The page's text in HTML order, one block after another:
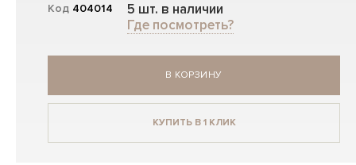
Код 404014
5 шт. в наличии
Где посмотреть?
В КОРЗИНУ
КУПИТЬ В 1 КЛИК